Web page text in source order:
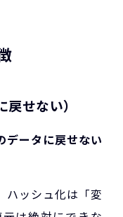
せない）
データに戻せない
ハッシュ化は「変